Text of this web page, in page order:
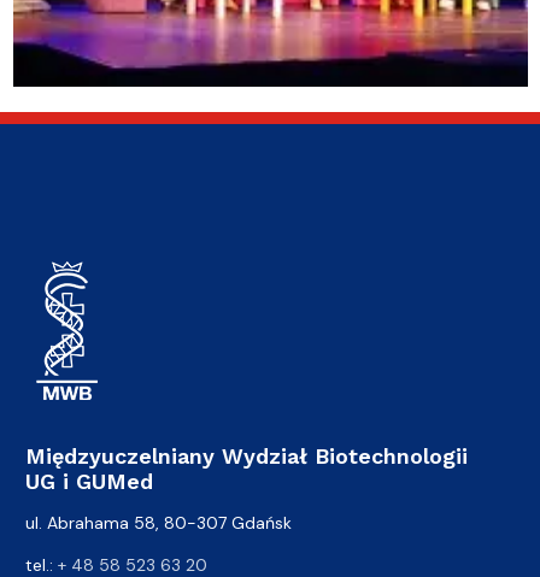
Międzyuczelniany Wydział Biotechnologii
UG i GUMed
ul. Abrahama 58, 80-307 Gdańsk
tel.: + 48 58 523 63 20